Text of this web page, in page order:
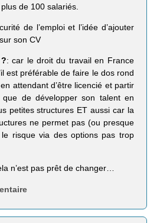
de 100 salariés.
de l’emploi et l’idée d’ajouter
son CV
: car le droit du travail en France
est préférable de faire le dos rond
attendant d’être licencié et partir
de développer son talent en
petites structures ET aussi car la
ne permet pas (ou presque
risque via des options pas trop
n’est pas prêt de changer…